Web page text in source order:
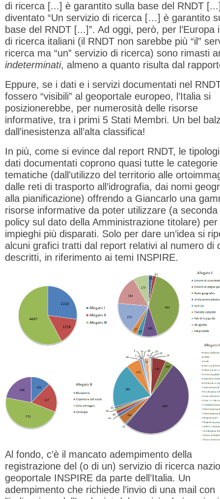
di ricerca [...] è garantito sulla base del RNDT
diventato “Un servizio di ricerca […] è garantito
base del RNDT [...]”. Ad oggi, però, per l’Europa
di ricerca italiani (il RNDT non sarebbe più “il”
ricerca ma “un” servizio di ricerca) sono rimasti
indeterminati, almeno a quanto risulta dal
Eppure, se i dati e i servizi documentati nel
fossero “visibili” al geoportale europeo, l’Italia si
posizionerebbe, per numerosità delle risorse
informative, tra i primi 5 Stati Membri. Un bel
dall’inesistenza all’alta classifica!
In più, come si evince dal report RNDT, le
dati documentati coprono quasi tutte le categorie
tematiche (dall’utilizzo del territorio alle
dalle reti di trasporto all’idrografia, dai nomi
alla pianificazione) offrendo a Giancarlo una
risorse informative da poter utilizzare (a seconda
policy sul dato della Amministrazione titolare) per
impieghi più disparati. Solo per dare un’idea si
alcuni grafici tratti dal report relativi al numero di
descritti, in riferimento ai temi INSPIRE.
Al fondo, c’è il mancato adempimento della
registrazione del (o di un) servizio di ricerca
geoportale INSPIRE da parte dell’Italia. Un
adempimento che richiede l’invio di una mail con